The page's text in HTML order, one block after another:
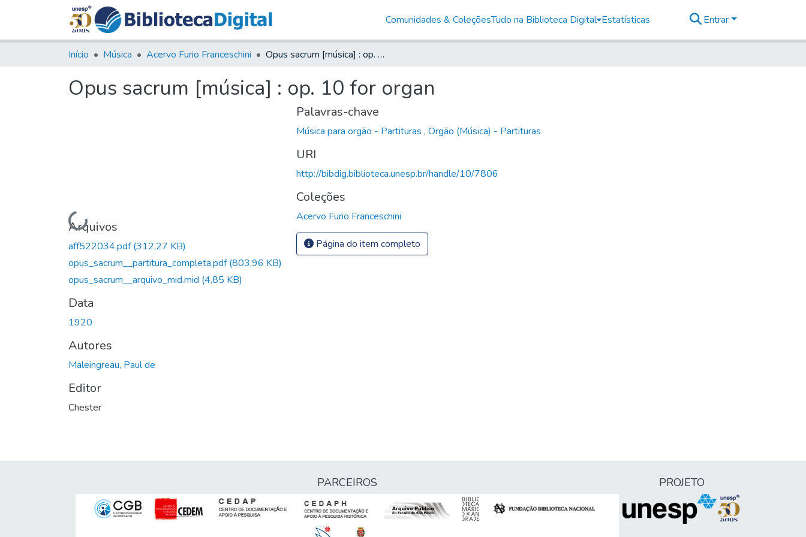
Comunidades & ColeçõesTudo na Biblioteca Digital Estatísticas Entrar
Início Música Acervo Furio Franceschini Opus sacrum [música] : op. 10 for organ
Opus sacrum [música] : op. 10 for organ
Carregando...
Arquivos
aff522034.pdf(312,27 KB)
opus_sacrum__partitura_completa.pdf(803,96 KB)
opus_sacrum__arquivo_mid.mid (4,85 KB)
Data
1920
Autores
Maleingreau, Paul de
Editor
Chester
Palavras-chave
Música para orgão - Partituras , Orgão (Música) - Partituras
URI
http://bibdig.biblioteca.unesp.br/handle/10/7806
Coleções
Acervo Furio Franceschini
Página do item completo
PARCEIROS PROJETO